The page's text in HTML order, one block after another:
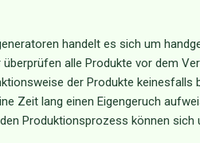
handelt es sich um
alle Produkte vor dem
der Produkte
Zeit lang einen Eigengeruch
Produktionsprozess können